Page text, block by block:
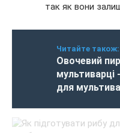
так як вони
Читайте також:
Овочевий
мультиварці
для